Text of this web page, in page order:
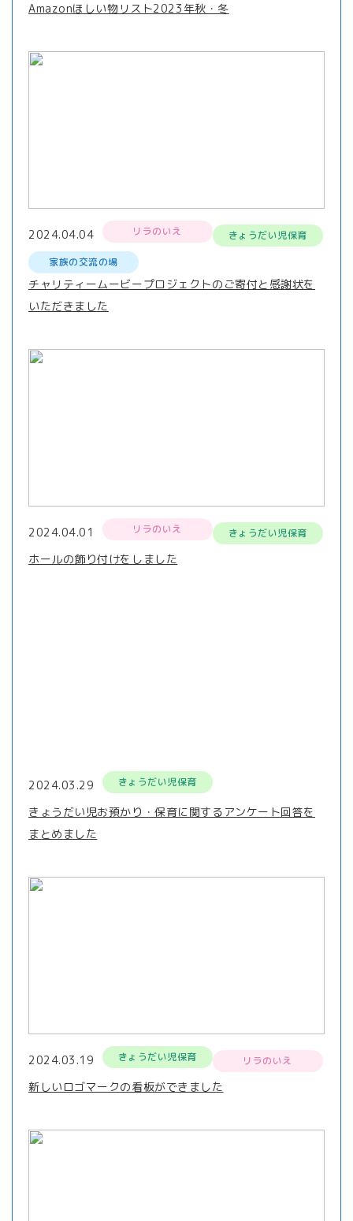
Amazonほしい物リスト2023年秋・冬
2024.04.04 リラのいえ
きょうだい児保育
家族の交流の場
チャリティームービープロジェクトのご寄付と感謝状を
いただきました
2024.04.01 リラのいえ きょうだい児保育
ホールの飾り付けをしました
2024.03.29 きょうだい児保育
きょうだい児お預かり・保育に関するアンケート回答を
まとめました
2024.03.19 きょうだい児保育 リラのいえ
新しいロゴマークの看板ができました